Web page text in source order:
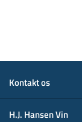
Kontakt os
H.J. Hansen Vin